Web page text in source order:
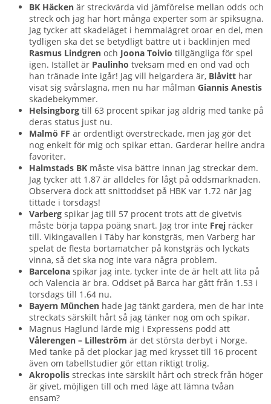
BK Häcken är streckvärda vid jämförelse mellan odds och
streck och jag har hört många experter som är spiksugna.
Jag tycker att skadeläget i hemmalägret oroar en del, men
tydligen ska det se betydligt bättre ut i backlinjen med
Rasmus Lindgren och Joona Toivio tillgängliga för spel
igen. Istället är Paulinho tveksam med en ond vad och
han tränade inte igår! Jag vill helgardera är, Blåvitt har
visat sig svårslagna, men nu har målman Giannis Anestis
skadebekymmer.
Helsingborg till 63 procent spikar jag aldrig med tanke på
deras status just nu.
Malmö FF är ordentligt överstreckade, men jag gör det
nog enkelt för mig och spikar ettan. Garderar hellre andra
favoriter.
Halmstads BK måste visa bättre innan jag streckar dem.
Jag tycker att 1.87 är alldeles för lågt på oddsmarknaden.
Observera dock att snittoddset på HBK var 1.72 när jag
tittade i torsdags!
Varberg spikar jag till 57 procent trots att de givetvis
måste börja tappa poäng snart. Jag tror inte Frej räcker
till. Vikingavallen i Täby har konstgräs, men Varberg har
spelat de flesta bortamatcher på konstgräs och lyckats
vinna, så det ska nog inte vara några problem.
Barcelona spikar jag inte, tycker inte de är helt att lita på
och Valencia är bra. Oddset på Barca har gått från 1.53 i
torsdags till 1.64 nu.
Bayern München hade jag tänkt gardera, men de har inte
streckats särskilt hårt så jag tänker nog om och spikar.
Magnus Haglund lärde mig i Expressens podd att
Vålerengen – Lilleström är det största derbyt i Norge.
Med tanke på det plockar jag med krysset till 16 procent
även om tabellstudier gör ettan riktigt trolig.
Akropolis streckas inte särskilt hårt och streck från höger
är givet, möjligen till och med läge att lämna tvåan
ensam?